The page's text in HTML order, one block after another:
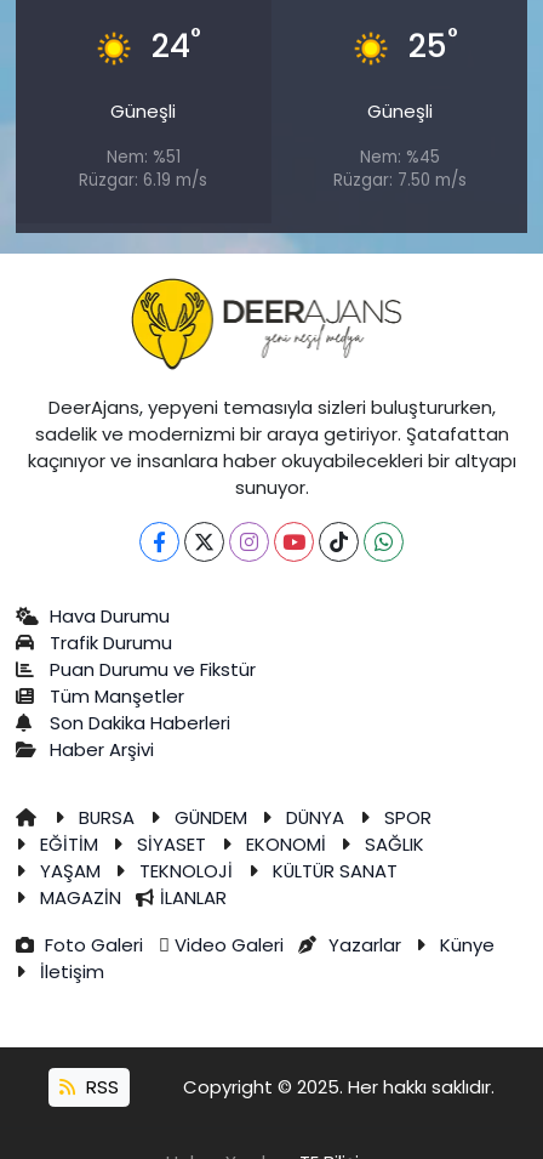
24°
Güneşli
Nem: %51
Rüzgar: 6.19 m/s
25°
Güneşli
Nem: %45
Rüzgar: 7.50 m/s
DeerAjans, yepyeni temasıyla sizleri buluştururken,
sadelik ve modernizmi bir araya getiriyor. Şatafattan
kaçınıyor ve insanlara haber okuyabilecekleri bir altyapı
sunuyor.
Hava Durumu
Trafik Durumu
Puan Durumu ve Fikstür
Tüm Manşetler
Son Dakika Haberleri
Haber Arşivi
BURSA GÜNDEM DÜNYA
SPOR
EĞİTİM
SİYASET EKONOMİ
SAĞLIK
YAŞAM
TEKNOLOJİ
KÜLTÜR SANAT
MAGAZİN
İLANLAR
Foto Galeri
Video Galeri Yazarlar
Künye
İletişim
RSS Copyright © 2025. Her hakkı saklıdır.